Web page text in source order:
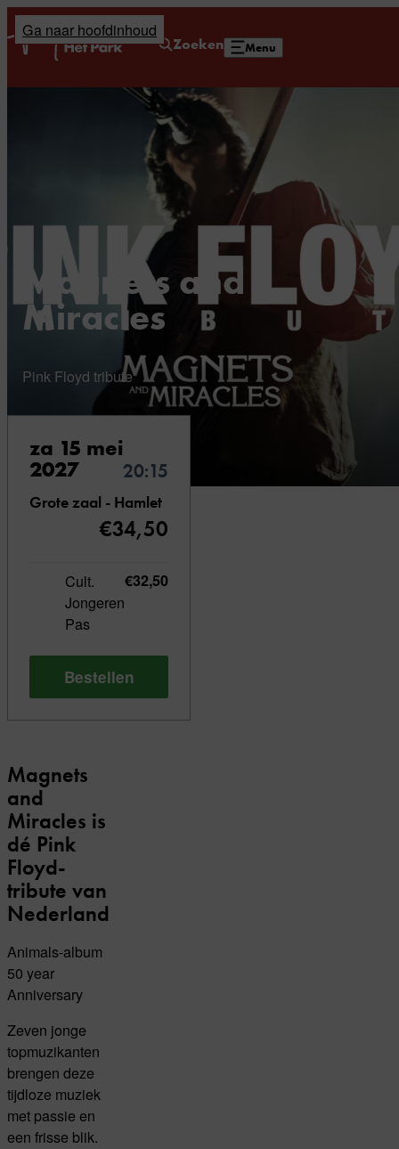
Ga naar hoofdinhoud
Zoeken Menu
Home
Magnets and
Miracles
Pink Floyd tribute
za 15 mei
2027 20:15
Grote zaal - Hamlet
€34,50
Cult.
Jongeren
Pas
€32,50
Bestellen
Magnets
and
Miracles is
dé Pink
Floyd-
tribute van
Nederland
Animals-album
50 year
Anniversary
Zeven jonge
topmuzikanten
brengen deze
tijdloze muziek
met passie en
een frisse blik.